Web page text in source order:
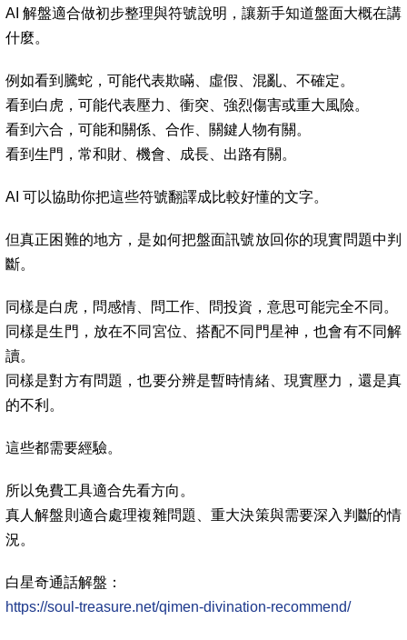
AI 解盤適合做初步整理與符號說明，讓新手知道盤面大概在講
什麼。
例如看到騰蛇，可能代表欺瞞、虛假、混亂、不確定。
看到白虎，可能代表壓力、衝突、強烈傷害或重大風險。
看到六合，可能和關係、合作、關鍵人物有關。
看到生門，常和財、機會、成長、出路有關。
AI 可以協助你把這些符號翻譯成比較好懂的文字。
但真正困難的地方，是如何把盤面訊號放回你的現實問題中判
斷。
同樣是白虎，問感情、問工作、問投資，意思可能完全不同。
同樣是生門，放在不同宮位、搭配不同門星神，也會有不同解
讀。
同樣是對方有問題，也要分辨是暫時情緒、現實壓力，還是真
的不利。
這些都需要經驗。
所以免費工具適合先看方向。
真人解盤則適合處理複雜問題、重大決策與需要深入判斷的情
況。
白星奇通話解盤：
https://soul-treasure.net/qimen-divination-recommend/